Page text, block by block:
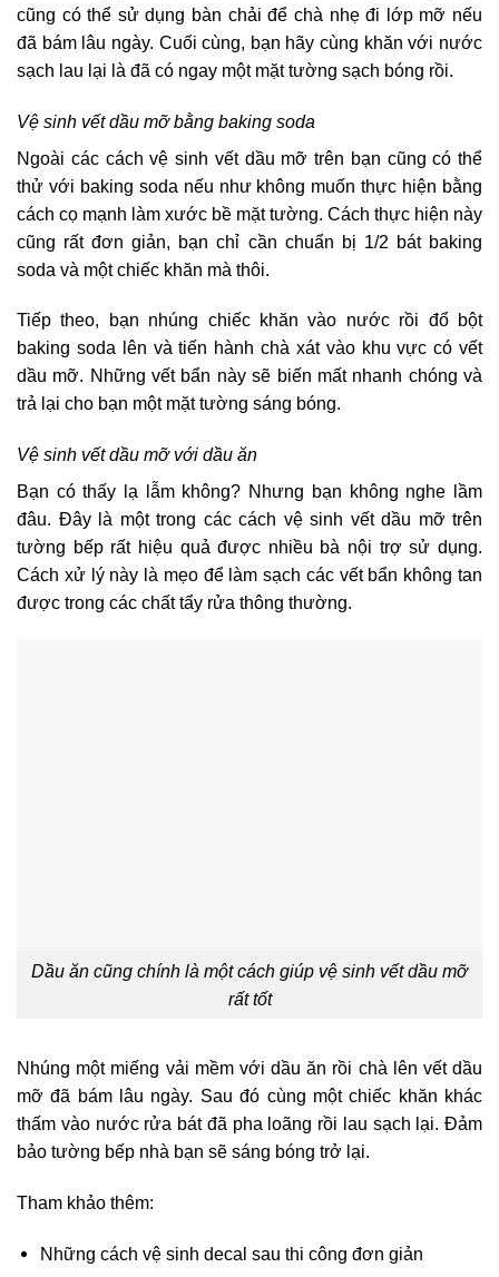
cũng có thể sử dụng bàn chải để chà nhẹ đi lớp mỡ nếu
đã bám lâu ngày. Cuối cùng, bạn hãy cùng khăn với nước
sạch lau lại là đã có ngay một mặt tường sạch bóng rồi.
Vệ sinh vết dầu mỡ bằng baking soda
Ngoài các cách vệ sinh vết dầu mỡ trên bạn cũng có thể
thử với baking soda nếu như không muốn thực hiện bằng
cách cọ mạnh làm xước bề mặt tường. Cách thực hiện này
cũng rất đơn giản, bạn chỉ cần chuẩn bị 1/2 bát baking
soda và một chiếc khăn mà thôi.
Tiếp theo, bạn nhúng chiếc khăn vào nước rồi đổ bột
baking soda lên và tiến hành chà xát vào khu vực có vết
dầu mỡ. Những vết bẩn này sẽ biến mất nhanh chóng và
trả lại cho bạn một mặt tường sáng bóng.
Vệ sinh vết dầu mỡ với dầu ăn
Bạn có thấy lạ lẫm không? Nhưng bạn không nghe lầm
đâu. Đây là một trong các cách vệ sinh vết dầu mỡ trên
tường bếp rất hiệu quả được nhiều bà nội trợ sử dụng.
Cách xử lý này là mẹo để làm sạch các vết bẩn không tan
được trong các chất tẩy rửa thông thường.
Dầu ăn cũng chính là một cách giúp vệ sinh vết dầu mỡ
rất tốt
Nhúng một miếng vải mềm với dầu ăn rồi chà lên vết dầu
mỡ đã bám lâu ngày. Sau đó cùng một chiếc khăn khác
thấm vào nước rửa bát đã pha loãng rồi lau sạch lại. Đảm
bảo tường bếp nhà bạn sẽ sáng bóng trở lại.
Tham khảo thêm:
Những cách vệ sinh decal sau thi công đơn giản